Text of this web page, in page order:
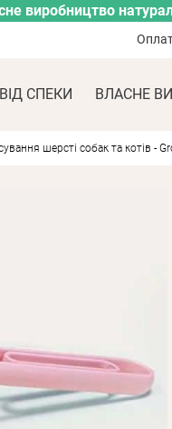
виробництво
ВІД СПЕКИ ВЛАСНЕ
шерсті собак та котів -